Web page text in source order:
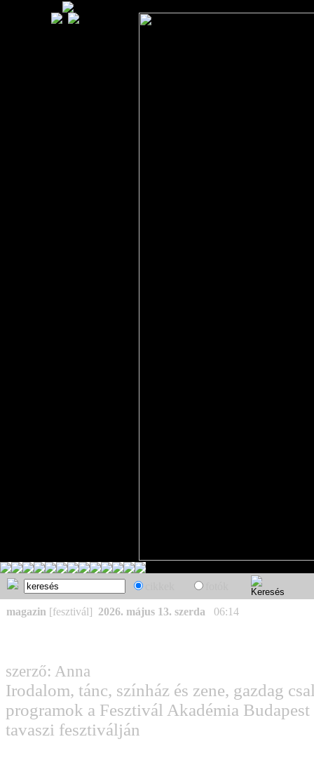
magazin [fesztivál] 2026. május 13. szerda 06:14
szerző: Anna
Irodalom, tánc, színház és zene, gazdag
programok a Fesztivál Akadémia
tavaszi fesztiválján